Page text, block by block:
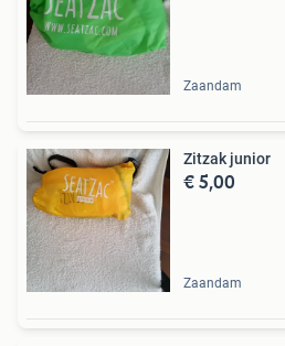
Zaandam
Zitzak junior
€ 5,00
Zaandam